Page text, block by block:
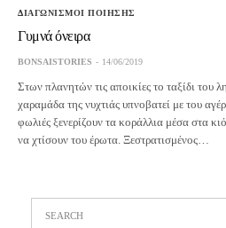
ΔΙΑΓΩΝΙΣΜΟΙ ΠΟΙΗΣΗΣ
Γυμνά όνειρα
BONSAISTORIES 14/06/2019
Στων πλανητών τις αποικίες το ταξίδι του
χαραμάδα της νυχτιάς υπνοβατεί με του
φωλιές ξενερίζουν τα κοράλλια μέσα στα
να χτίσουν του έρωτα. Ξεστρατισμένος…